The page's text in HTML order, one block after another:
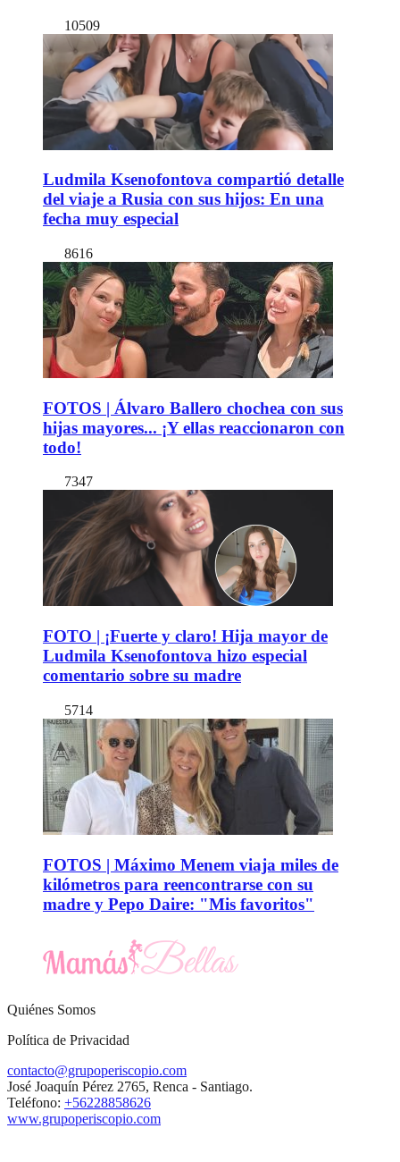
10509
Ludmila Ksenofontova compartió detalle
del viaje a Rusia con sus hijos: En una
fecha muy especial
8616
FOTOS | Álvaro Ballero chochea con sus
hijas mayores... ¡Y ellas reaccionaron con
todo!
7347
FOTO | ¡Fuerte y claro! Hija mayor de
Ludmila Ksenofontova hizo especial
comentario sobre su madre
5714
FOTOS | Máximo Menem viaja miles de
kilómetros para reencontrarse con su
madre y Pepo Daire: "Mis favoritos"
Quiénes Somos
Política de Privacidad
contacto@grupoperiscopio.com
José Joaquín Pérez 2765, Renca - Santiago.
Teléfono: +56228858626
www.grupoperiscopio.com